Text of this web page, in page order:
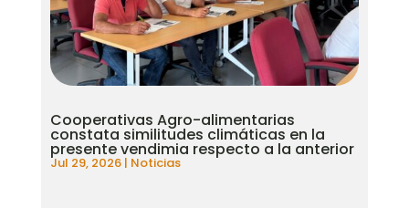
Cooperativas Agro-alimentarias
constata similitudes climáticas en la
presente vendimia respecto a la anterior
Jul 29, 2026| Noticias